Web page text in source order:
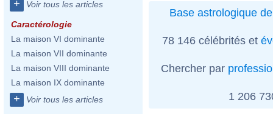
+ Voir tous les articles
Caractérologie
La maison VI dominante
La maison VII dominante
La maison VIII dominante
La maison IX dominante
+ Voir tous les articles
Base astrologique
78 146 célébrités et
Chercher par
1 206